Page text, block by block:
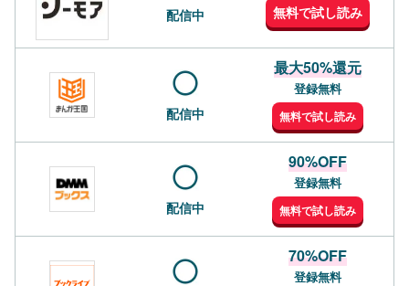
配信中
無料で試し読み
配信中
最大50%還元
登録無料
無料で試し読み
配信中
90%OFF
登録無料
無料で試し読み
70%OFF
登録無料